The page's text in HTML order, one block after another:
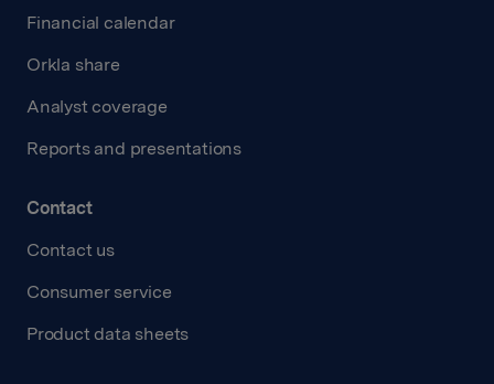
Financial calendar
Orkla share
Analyst coverage
Reports and presentations
Contact
Contact us
Consumer service
Product data sheets